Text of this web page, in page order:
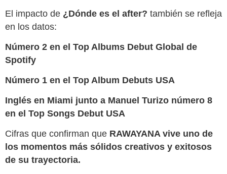
El impacto de ¿Dónde es el after? también se refleja
en los datos:
Número 2 en el Top Albums Debut Global de
Spotify
Número 1 en el Top Album Debuts USA
Inglés en Miami junto a Manuel Turizo número 8
en el Top Songs Debut USA
Cifras que confirman que RAWAYANA vive uno de
los momentos más sólidos creativos y exitosos
de su trayectoria.